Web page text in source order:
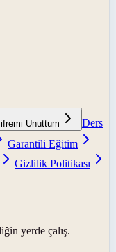
Unuttum
Ders
Garantili Eğitim
Gizlilik Politikası
yerde çalış.